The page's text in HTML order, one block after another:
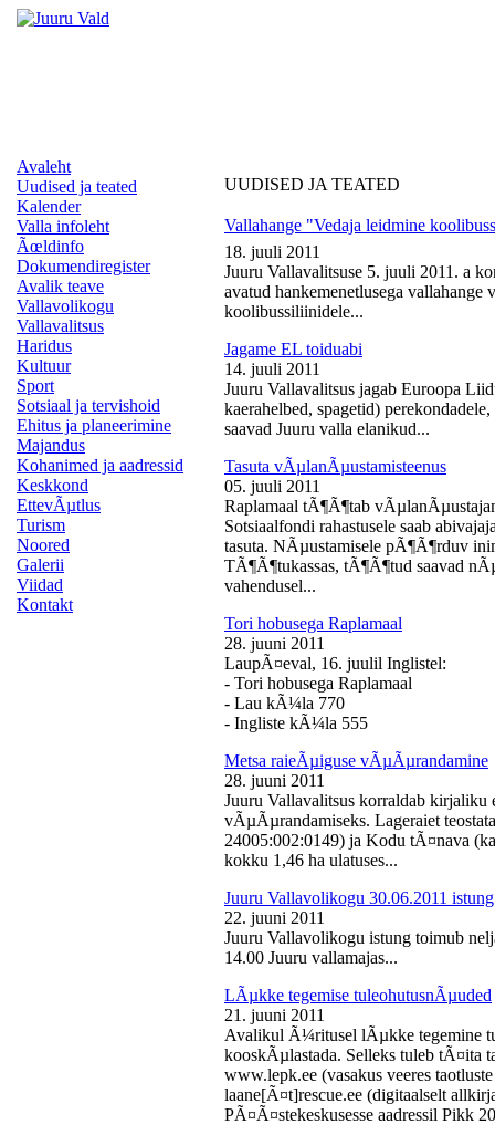
Avaleht
Uudised ja teated
Kalender
Valla infoleht
Ãœldinfo
Dokumendiregister
Avalik teave
Vallavolikogu
Vallavalitsus
Haridus
Kultuur
Sport
Sotsiaal ja tervishoid
Ehitus ja planeerimine
Majandus
Kohanimed ja aadressid
Keskkond
EttevÃµtlus
Turism
Noored
Galerii
Viidad
Kontakt
UUDISED JA TEATED
Vallahange "Vedaja leidmine
18. juuli 2011
Juuru Vallavalitsuse 5. juuli 2011. a
avatud hankemenetlusega vallahange
koolibussiliinidele...
Jagame EL toiduabi
14. juuli 2011
Juuru Vallavalitsus jagab Euroopa
kaerahelbed, spagetid)
saavad Juuru valla elanikud...
Tasuta vÃµlanÃµustamisteenus
05. juuli 2011
Raplamaal tÃ¶Ã¶tab
Sotsiaalfondi rahastusele saab
tasuta. NÃµustamisele pÃ¶Ã¶rduv
TÃ¶Ã¶tukassas, tÃ¶Ã¶tud saavad
vahendusel...
Tori hobusega Raplamaal
28. juuni 2011
LaupÃ¤eval, 16. juulil Inglistel:
- Tori hobusega Raplamaal
- Lau kÃ¼la 770
- Ingliste kÃ¼la 555
Metsa raieÃµiguse vÃµÃµrandamine
28. juuni 2011
Juuru Vallavalitsus korraldab kirjaliku
vÃµÃµrandamiseks. Lageraiet
24005:002:0149) ja Kodu tÃ¤nava
kokku 1,46 ha ulatuses...
Juuru Vallavolikogu 30.06.2011 istung
22. juuni 2011
Juuru Vallavolikogu istung toimub
14.00 Juuru vallamajas...
LÃµkke tegemise tuleohutusnÃµuded
21. juuni 2011
Avalikul Ã¼ritusel lÃµkke tegemine
kooskÃµlastada. Selleks tuleb tÃ¤ita
www.lepk.ee (vasakus veeres
laane[Ã¤t]rescue.ee (digitaalselt
PÃ¤Ã¤stekeskusesse aadressil Pikk